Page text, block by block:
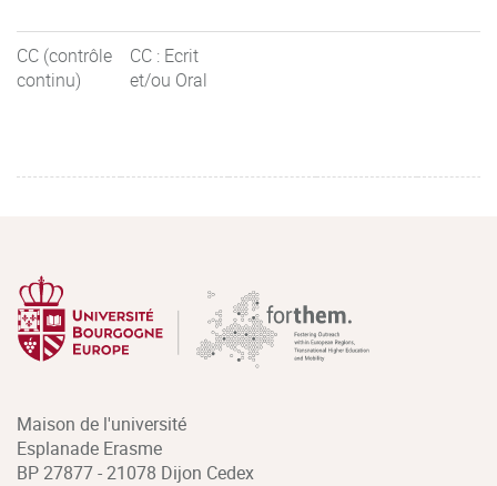
CC (contrôle
continu)
CC : Ecrit
et/ou Oral
Maison de l'université
Esplanade Erasme
BP 27877 - 21078 Dijon Cedex